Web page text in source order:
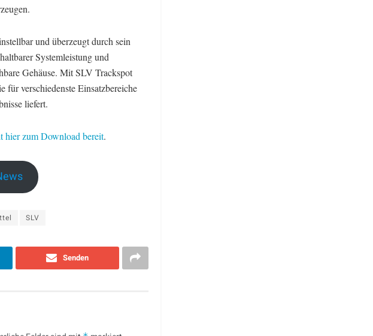
und überzeugt durch sein
Systemleistung und
Gehäuse. Mit SLV Trackspot
für verschiedenste Einsatzbereiche
liefert.
hier zum Download bereit.
SLV
Senden